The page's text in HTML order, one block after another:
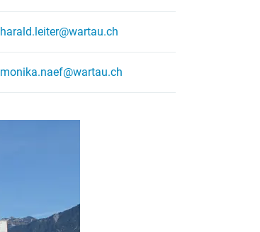
harald.leiter@wartau.ch
monika.naef@wartau.ch